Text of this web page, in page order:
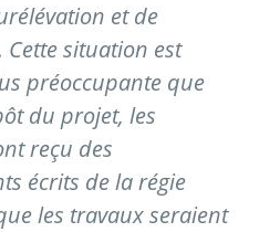
et de
situation est
préoccupante que
du projet, les
reçu des
écrits de la régie
les travaux seraient